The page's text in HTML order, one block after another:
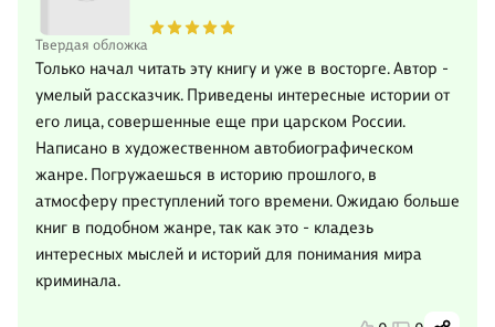
Твердая обложка
Только начал читать эту книгу и уже в восторге. Автор -
умелый рассказчик. Приведены интересные истории от
его лица, совершенные еще при царском России.
Написано в художественном автобиографическом
жанре. Погружаешься в историю прошлого, в
атмосферу преступлений того времени. Ожидаю больше
книг в подобном жанре, так как это - кладезь
интересных мыслей и историй для понимания мира
криминала.